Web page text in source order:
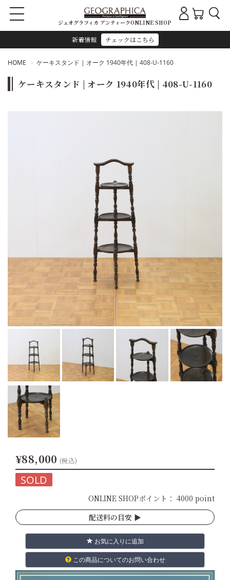
新着情報 チェックはこちら
ジェオグラフィカ アンティークONLINE SHOP
HOME ケーキスタンド | オーク 1940年代 | 408-U-1160
ケーキスタンド | オーク 1940年代 | 408-U-1160
¥88,000 (税込)
SOLD
ONLINE SHOPポイント： 4000 point
配送料の目安 ▶︎
お気に入りに追加
この商品についてのお問い合わせ